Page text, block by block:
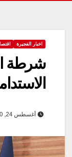
اخبار الفجيرة
شرطة
أغسطس 24, 2020